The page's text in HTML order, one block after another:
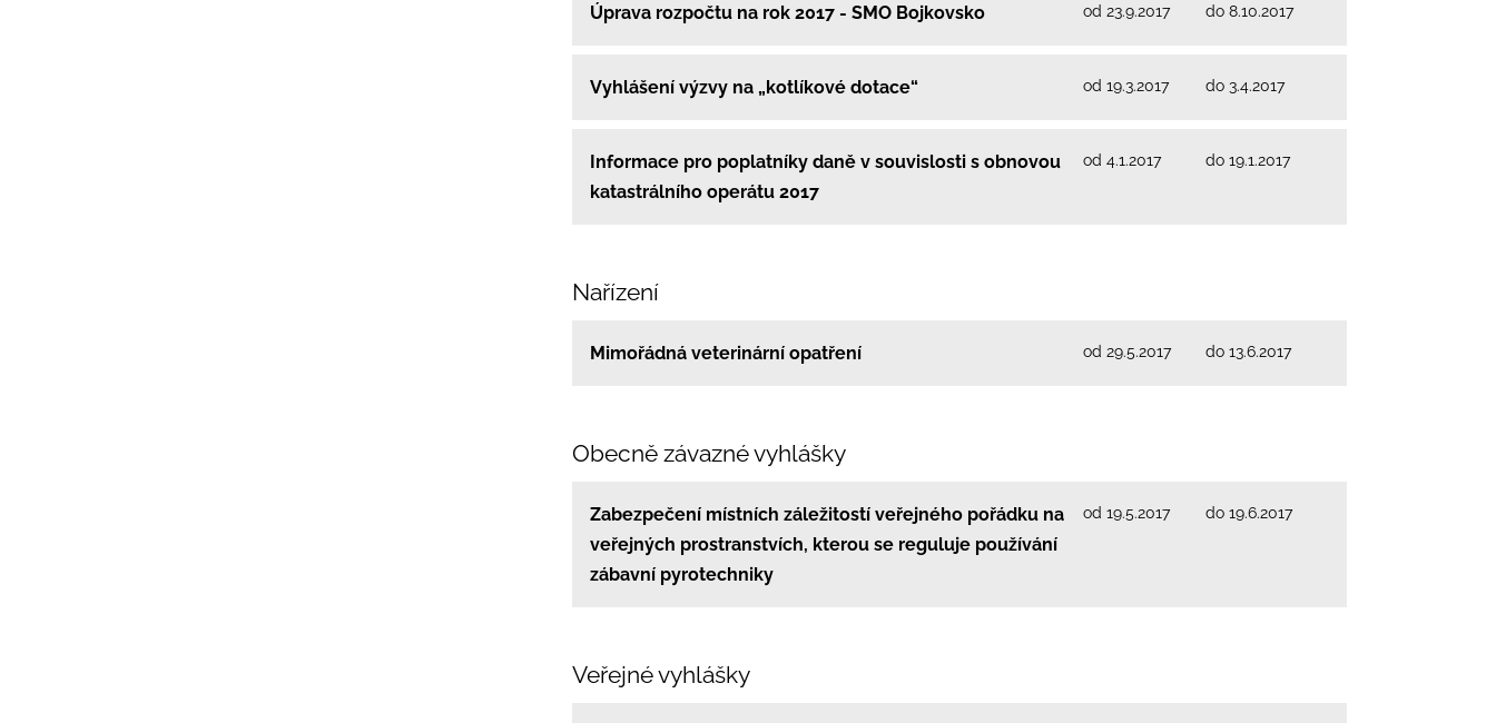
Úprava rozpočtu na rok 2017 - SMO Bojkovsko od 23.9.2017 do 8.10.2017
Vyhlášení výzvy na „kotlíkové dotace“ od 19.3.2017 do 3.4.2017
Informace pro poplatníky daně v souvislosti s obnovou
katastrálního operátu 2017
od 4.1.2017 do 19.1.2017
Nařízení
Mimořádná veterinární opatření od 29.5.2017 do 13.6.2017
Obecně závazné vyhlášky
Zabezpečení místních záležitostí veřejného pořádku na
veřejných prostranstvích, kterou se reguluje používání
zábavní pyrotechniky
od 19.5.2017 do 19.6.2017
Veřejné vyhlášky